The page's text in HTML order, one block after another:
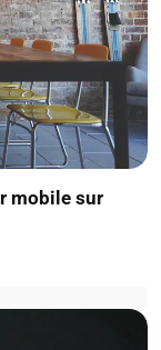
mobile sur